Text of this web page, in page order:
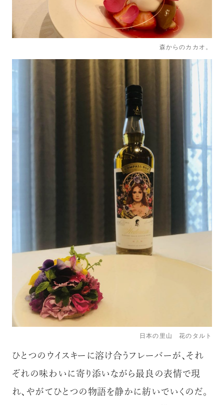
森からのカカオ。
日本の里山 花のタルト
ひとつのウイスキーに溶け合うフレーバーが、それ
ぞれの味わいに寄り添いながら最良の表情で現
れ、やがてひとつの物語を静かに紡いでいくのだ。